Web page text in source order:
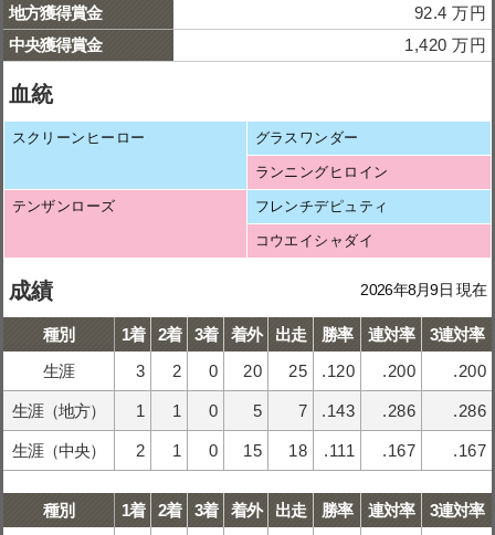
地方獲得賞金
92.4 万円
中央獲得賞金
1,420 万円
血統
スクリーンヒーロー グラスワンダー
ランニングヒロイン
テンザンローズ フレンチデピュティ
コウエイシャダイ
成績 2026年8月9日 現在
種別 1着 2着 3着 着外 出走 勝率 連対率
3連対率
生涯
3 2 0 20 25 .120 .200 .200
生涯（地方） 1 1 0 5 7 .143 .286 .286
生涯（中央） 2 1 0 15 18 .111 .167 .167
種別 1着 2着 3着 着外 出走 勝率 連対率
3連対率